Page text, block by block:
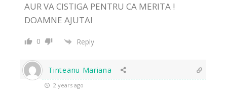
AUR VA CISTIGA PENTRU CA MERITA !
DOAMNE AJUTA!
0 Reply
Tinteanu Mariana
2 years ago